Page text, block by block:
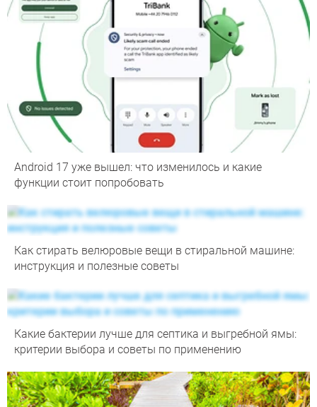
Android 17 уже вышел: что изменилось и какие
функции стоит попробовать
Как стирать велюровые вещи в стиральной машине:
инструкция и полезные советы
Какие бактерии лучше для септика и выгребной ямы:
критерии выбора и советы по применению